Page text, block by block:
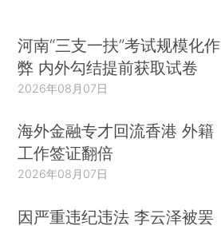
河南“三支一扶”考试规模化作
弊 内外勾结提前获取试卷
2026年08月07日
海外金融专才回流香港 外籍
工作签证翻倍
2026年08月07日
因严重违纪违法 李云泽被罢